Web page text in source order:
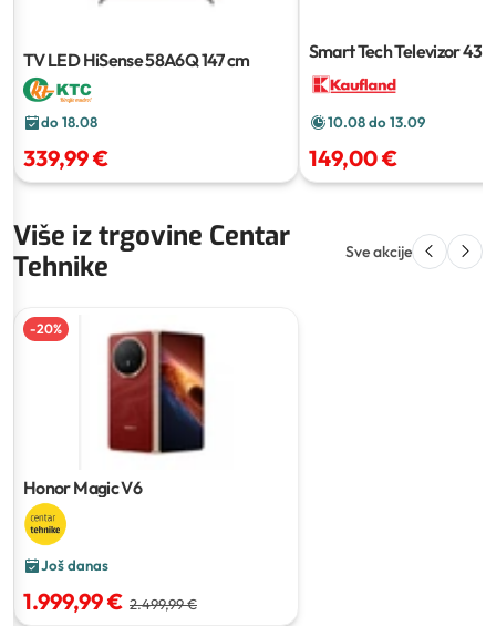
TV LED HiSense 58A6Q147 cm
do 18.08
339,99 €
Smart Tech Televizor
10.08 do 13.09
149,00 €
Više iz trgovine Centar
Tehnike
Sve akcije
-20%
Honor Magic V6
Još danas
1.999,99 € 2.499,99 €